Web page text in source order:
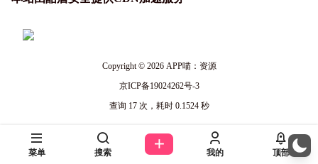
Copyright © 2026APP喵：资源
京ICP备19024262号-3
查询 17 次，耗时 0.1524 秒
菜单 搜索 我的 顶部